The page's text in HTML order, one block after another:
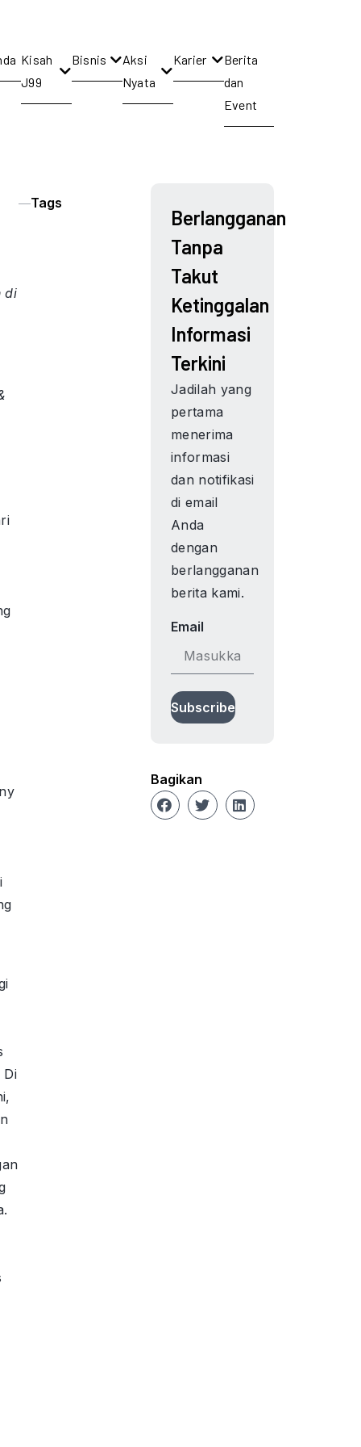
Kisah
J99
Bisnis
Aksi
Nyata
Karier
Berita
dan
Event
di
Di
Tags
Berlangganan
Tanpa
Takut
Ketinggalan
Informasi
Terkini
Jadilah yang
pertama
menerima
informasi
dan notifikasi
di email
Anda
dengan
berlangganan
berita kami.
Email
Subscribe
Bagikan